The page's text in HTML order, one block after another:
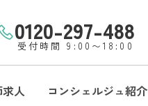
0120-297-488
受付時間 9:00〜18:00
人 コンシェルジュ紹介